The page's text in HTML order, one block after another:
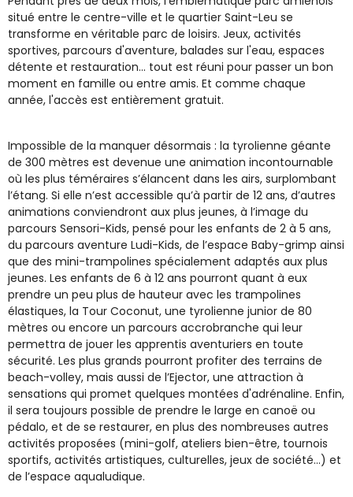
situé entre le centre-ville et le quartier Saint-Leu se
transforme en véritable parc de loisirs. Jeux, activités
sportives, parcours d'aventure, balades sur l'eau, espaces
détente et restauration… tout est réuni pour passer un bon
moment en famille ou entre amis. Et comme chaque
année, l'accès est entièrement gratuit.
Impossible de la manquer désormais : la tyrolienne géante
de 300 mètres est devenue une animation incontournable
où les plus téméraires s’élancent dans les airs, surplombant
l’étang. Si elle n’est accessible qu’à partir de 12 ans, d’autres
animations conviendront aux plus jeunes, à l’image du
parcours Sensori-Kids, pensé pour les enfants de 2 à 5 ans,
du parcours aventure Ludi-Kids, de l’espace Baby-grimp ainsi
que des mini-trampolines spécialement adaptés aux plus
jeunes. Les enfants de 6 à 12 ans pourront quant à eux
prendre un peu plus de hauteur avec les trampolines
élastiques, la Tour Coconut, une tyrolienne junior de 80
mètres ou encore un parcours accrobranche qui leur
permettra de jouer les apprentis aventuriers en toute
sécurité. Les plus grands pourront profiter des terrains de
beach-volley, mais aussi de l’Ejector, une attraction à
sensations qui promet quelques montées d'adrénaline. Enfin,
il sera toujours possible de prendre le large en canoë ou
pédalo, et de se restaurer, en plus des nombreuses autres
activités proposées (mini-golf, ateliers bien-être, tournois
sportifs, activités artistiques, culturelles, jeux de société…) et
de l’espace aqualudique.